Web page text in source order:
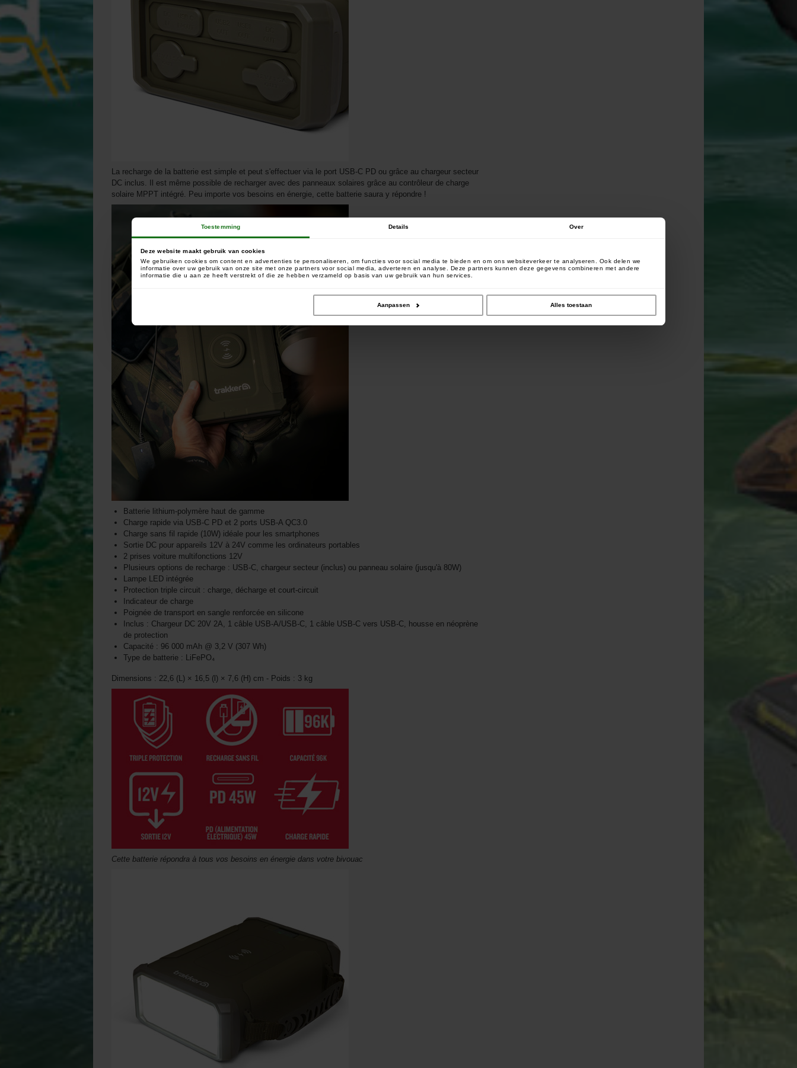
Toestemming Details Over
Deze website maakt gebruik van cookies
We gebruiken cookies om content en advertenties te personaliseren, om functies voor social media te bieden en om ons websiteverkeer te analyseren. Ook delen we
informatie over uw gebruik van onze site met onze partners voor social media, adverteren en analyse. Deze partners kunnen deze gegevens combineren met andere
informatie die u aan ze heeft verstrekt of die ze hebben verzameld op basis van uw gebruik van hun services.
Aanpassen Alles toestaan
La recharge de la batterie est simple et peut s'effectuer via le port USB-C PD ou grâce au chargeur secteur
DC inclus. Il est même possible de recharger avec des panneaux solaires grâce au contrôleur de charge
solaire MPPT intégré. Peu importe vos besoins en énergie, cette batterie saura y répondre !
Batterie lithium-polymère haut de gamme
Charge rapide via USB-C PD et 2 ports USB-A QC3.0
Charge sans fil rapide (10W) idéale pour les smartphones
Sortie DC pour appareils 12V à 24V comme les ordinateurs portables
2 prises voiture multifonctions 12V
Plusieurs options de recharge : USB-C, chargeur secteur (inclus) ou panneau solaire (jusqu'à 80W)
Lampe LED intégrée
Protection triple circuit : charge, décharge et court-circuit
Indicateur de charge
Poignée de transport en sangle renforcée en silicone
Inclus : Chargeur DC 20V 2A, 1 câble USB-A/USB-C, 1 câble USB-C vers USB-C, housse en néoprène
de protection
Capacité : 96 000 mAh @ 3,2 V (307 Wh)
Type de batterie : LiFePO₄
Dimensions : 22,6 (L) × 16,5 (l) × 7,6 (H) cm - Poids : 3 kg
Cette batterie répondra à tous vos besoins en énergie dans votre bivouac